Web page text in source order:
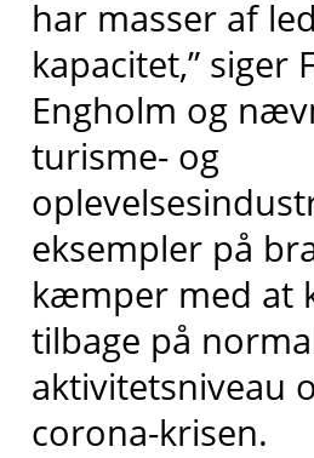
har masser af
kapacitet,” siger
Engholm og
turisme- og
eksempler på
kæmper med at
tilbage på
aktivitetsniveau
corona-krisen.